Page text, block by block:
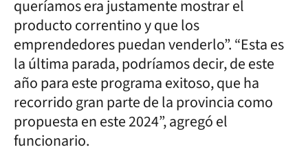
queríamos era justamente mostrar el
producto correntino y que los
emprendedores puedan venderlo”. “Esta es
la última parada, podríamos decir, de este
año para este programa exitoso, que ha
recorrido gran parte de la provincia como
propuesta en este 2024”, agregó el
funcionario.